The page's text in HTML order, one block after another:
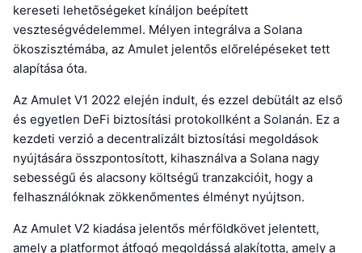
kereseti lehetőségeket kínáljon beépített
veszteségvédelemmel. Mélyen integrálva a Solana
ökoszisztémába, az Amulet jelentős előrelépéseket tett
alapítása óta.
Az Amulet V1 2022 elején indult, és ezzel debütált az első
és egyetlen DeFi biztosítási protokollként a Solanán. Ez a
kezdeti verzió a decentralizált biztosítási megoldások
nyújtására összpontosított, kihasználva a Solana nagy
sebességű és alacsony költségű tranzakcióit, hogy a
felhasználóknak zökkenőmentes élményt nyújtson.
Az Amulet V2 kiadása jelentős mérföldkövet jelentett,
amely a platformot átfogó megoldássá alakította, amely a